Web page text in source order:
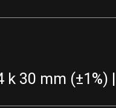
k 30 mm